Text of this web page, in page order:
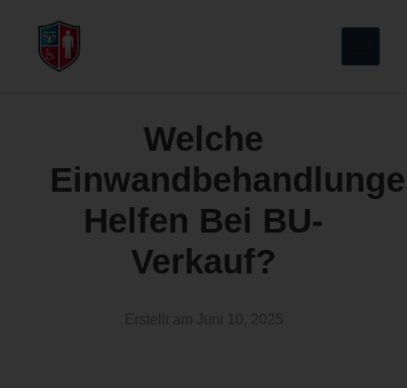
Welche
Helfen Bei BU-
Verkauf?